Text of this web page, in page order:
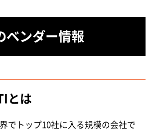
ベンダー情報
とは
でトップ10社に入る規模の会社で